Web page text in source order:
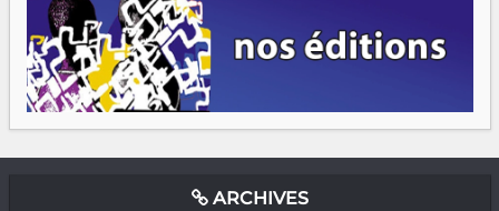
ARCHIVES